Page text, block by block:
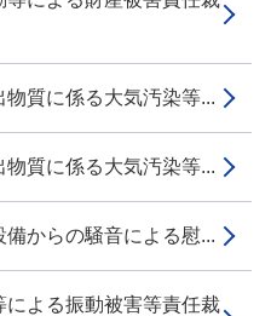
質に係る大気汚染等...
質に係る大気汚染等...
からの騒音による慰...
による振動被害等責任裁